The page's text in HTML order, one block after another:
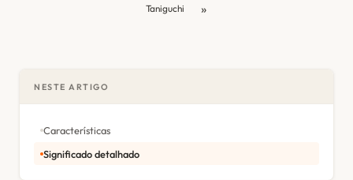
Taniguchi »
NESTE ARTIGO
Características
Significado detalhado